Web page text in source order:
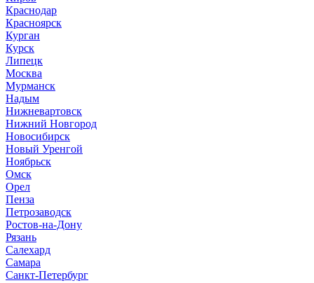
Краснодар
Красноярск
Курган
Курск
Липецк
Москва
Мурманск
Надым
Нижневартовск
Нижний Новгород
Новосибирск
Новый Уренгой
Ноябрьск
Омск
Орел
Пенза
Петрозаводск
Ростов-на-Дону
Рязань
Салехард
Самара
Санкт-Петербург